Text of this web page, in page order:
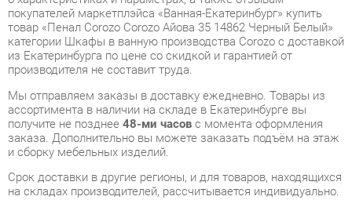
Мы отправляем заказы в доставку ежедневно. Товары из
ассортимента в наличии на складе в Екатеринбурге вы
получите не позднее 48-ми часовс момента оформления
заказа. Дополнительно вы можете заказать подъём на этаж
и сборку мебельных изделий.
Срок доставки в другие регионы, и для товаров, находящихся
на складах производителей, рассчитывается индивидуально.
Уточнить наличие, срок и стоимость доставки вы можете
через формуобратной связи.
течение 7-ми дней после получения заказа вы можете
изменить выборили принять решение об отказе от покупки.